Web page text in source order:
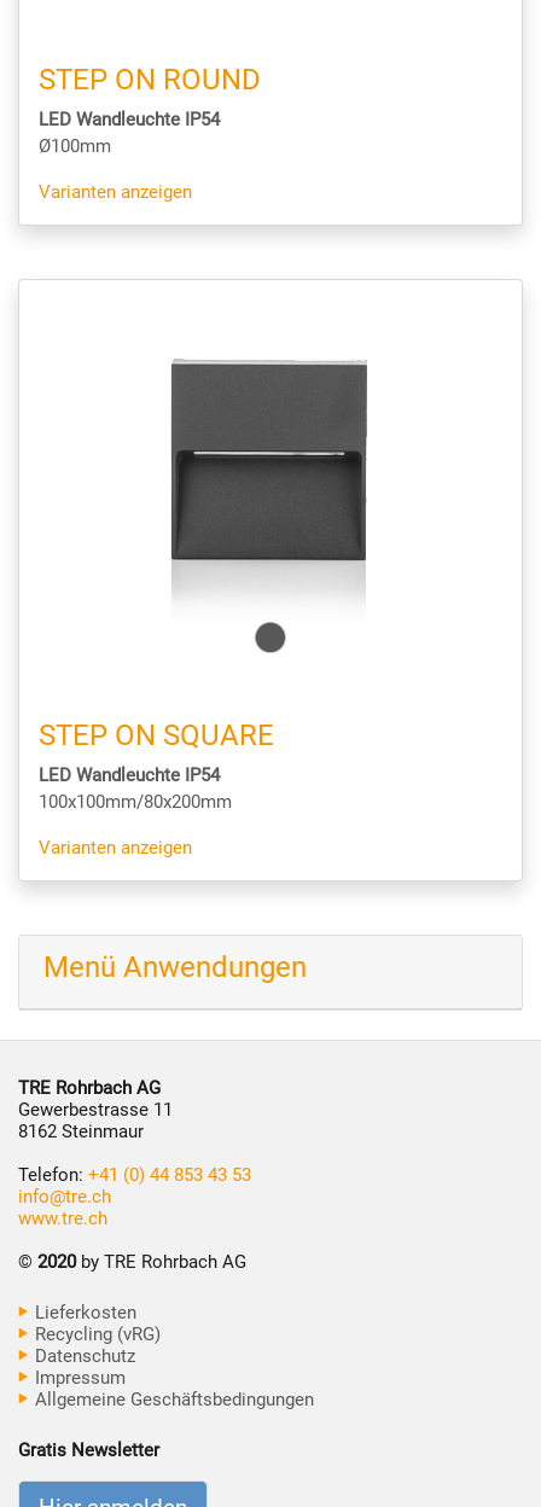
STEP ON ROUND
LED Wandleuchte IP54
Ø100mm
Varianten anzeigen
STEP ON SQUARE
LED Wandleuchte IP54
100x100mm/80x200mm
Varianten anzeigen
Menü Anwendungen
TRE Rohrbach AG
Gewerbestrasse 11
8162 Steinmaur
Telefon: +41 (0) 44 853 43 53
info@tre.ch
www.tre.ch
© 2020by TRE Rohrbach AG
Lieferkosten
Recycling (vRG)
Datenschutz
Impressum
Allgemeine Geschäftsbedingungen
Gratis Newsletter